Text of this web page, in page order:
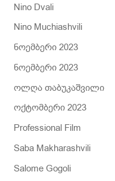
Nino Dvali
Nino Muchiashvili
ნოემბერი 2023
ნოემბერი 2023
ოლღა თაბუკაშვილი
ოქტომბერი 2023
Professional Film
Saba Makharashvili
Salome Gogoli